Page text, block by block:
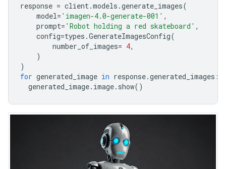
response = client.models .generate_images(
model= 'imagen-4.0-generate-001' ,
prompt= 'Robot holding a red skateboard' ,
config=types .GenerateImagesConfig(
number_of_images= 4,
)
)
for generated_image in response.generated_images :
generated_image. image. show()